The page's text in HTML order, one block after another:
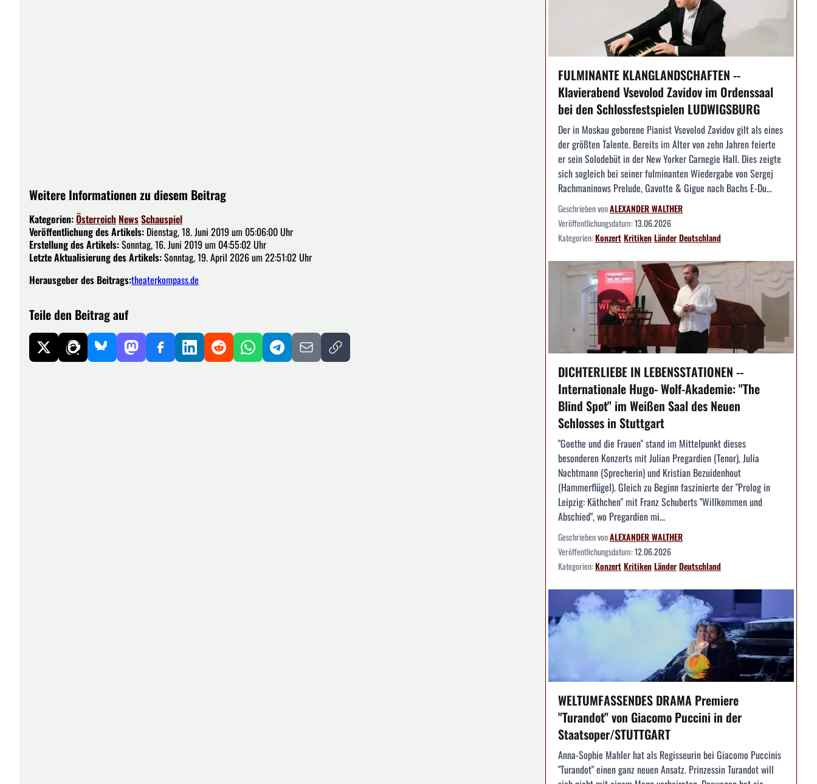
Weitere Informationen zu diesem Beitrag
Kategorien:Österreich NewsSchauspiel
Veröffentlichung des Artikels: Dienstag, 18. Juni 2019 um 05:06:00 Uhr
Erstellung des Artikels:Sonntag, 16. Juni 2019 um 04:55:02 Uhr
Letzte Aktualisierung des Artikels:Sonntag, 19. April 2026 um 22:51:02 Uhr
Herausgeber des Beitrags:theaterkompass.de
Teile den Beitrag auf
FULMINANTE KLANGLANDSCHAFTEN --
Klavierabend Vsevolod Zavidov im Ordenssaal
bei den Schlossfestspielen LUDWIGSBURG
Der in Moskau geborene Pianist Vsevolod Zavidov gilt als eines
der größten Talente. Bereits im Alter von zehn Jahren feierte
er sein Solodebüt in der New Yorker Carnegie Hall. Dies zeigte
sich sogleich bei seiner fulminanten Wiedergabe von Sergej
Rachmaninows Prelude, Gavotte & Gigue nach Bachs E-Du...
Geschrieben vonALEXANDER WALTHER
Veröffentlichungsdatum:13.06.2026
Kategorien:KonzertKritikenLänderDeutschland
DICHTERLIEBE IN LEBENSSTATIONEN --
Internationale Hugo- Wolf-Akademie: "The
Blind Spot" im Weißen Saal des Neuen
Schlosses in Stuttgart
"Goethe und die Frauen" stand im Mittelpunkt dieses
besonderen Konzerts mit Julian Pregardien (Tenor), Julia
Nachtmann (Sprecherin) und Kristian Bezuidenhout
(Hammerflügel). Gleich zu Beginn faszinierte der "Prolog in
Leipzig: Käthchen" mit Franz Schuberts "Willkommen und
Abschied", wo Pregardien mi...
Geschrieben vonALEXANDER WALTHER
Veröffentlichungsdatum:12.06.2026
Kategorien:KonzertKritikenLänderDeutschland
WELTUMFASSENDES DRAMA Premiere
"Turandot" von Giacomo Puccini in der
Staatsoper/STUTTGART
Anna-Sophie Mahler hat als Regisseurin bei Giacomo Puccinis
"Turandot" einen ganz neuen Ansatz. Prinzessin Turandot will